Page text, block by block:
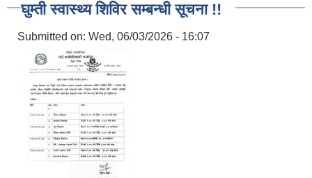
घुम्ती स्वास्थ्य शिविर सम्बन्धी सूचना !!
Submitted on: Wed, 06/03/2026 - 16:07